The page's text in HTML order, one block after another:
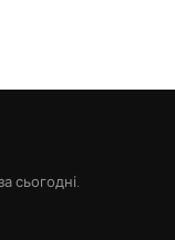
сьогодні.